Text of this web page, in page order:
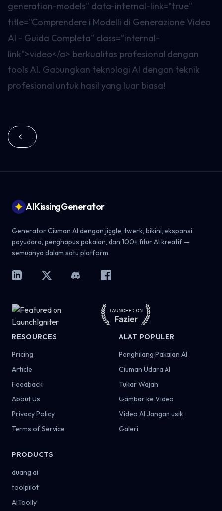
generation-models" data-internal-link="true"
title="Comprendere i Modelli di Generazione Video
AI - Guida Completa" class="internal-
link">video</a> berkualitas profesional dengan
tools AI. Gabungkan teknologi AI dengan teknik
profesional untuk hasil yang luar biasa!
Footer AIKissingGenerator
Generator Ciuman AI dengan jiggle, twerk, bikini, ekspansi
payudara, penghapus pakaian, dan 100+ fitur AI kreatif —
semuanya dalam satu platform.
LinkedIn X Discord Facebook
RESOURCES
Pricing
Article
Feedback
About Us
Privacy Policy
Terms of Service
ALAT POPULER
Penghilang Pakaian AI
Ciuman Udara AI
Tukar Wajah
Gambar ke Video
Video AI Jangan usik
Galeri
PRODUCTS
duang.ai
toolpilot
AIToolly